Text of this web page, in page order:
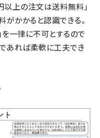
上の注文は送料無料」
かかると認識できる。
を一律に不可とするので
あれば柔軟に工夫でき